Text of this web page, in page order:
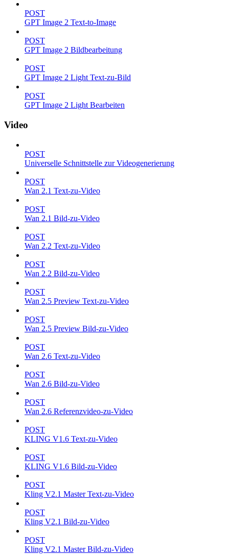
POST
GPT Image 2 Text-to-Image
POST
GPT Image 2 Bildbearbeitung
POST
GPT Image 2 Light Text-zu-Bild
POST
GPT Image 2 Light Bearbeiten
Video
POST
Universelle Schnittstelle zur Videogenerierung
POST
Wan 2.1 Text-zu-Video
POST
Wan 2.1 Bild-zu-Video
POST
Wan 2.2 Text-zu-Video
POST
Wan 2.2 Bild-zu-Video
POST
Wan 2.5 Preview Text-zu-Video
POST
Wan 2.5 Preview Bild-zu-Video
POST
Wan 2.6 Text-zu-Video
POST
Wan 2.6 Bild-zu-Video
POST
Wan 2.6 Referenzvideo-zu-Video
POST
KLING V1.6 Text-zu-Video
POST
KLING V1.6 Bild-zu-Video
POST
Kling V2.1 Master Text-zu-Video
POST
Kling V2.1 Bild-zu-Video
POST
Kling V2.1 Master Bild-zu-Video